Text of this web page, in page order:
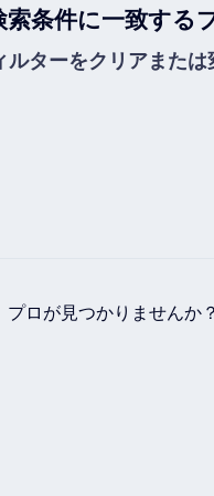
索条件に一致する
ルターをクリアまた
プロが見つかりませんか